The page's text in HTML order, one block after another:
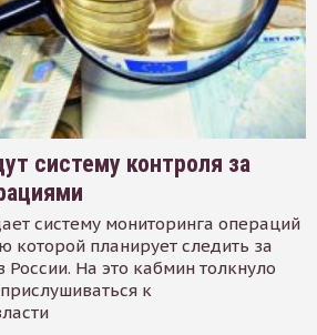
систему контроля за
систему мониторинга операций
планирует следить за
России. На это кабмин толкнуло
к